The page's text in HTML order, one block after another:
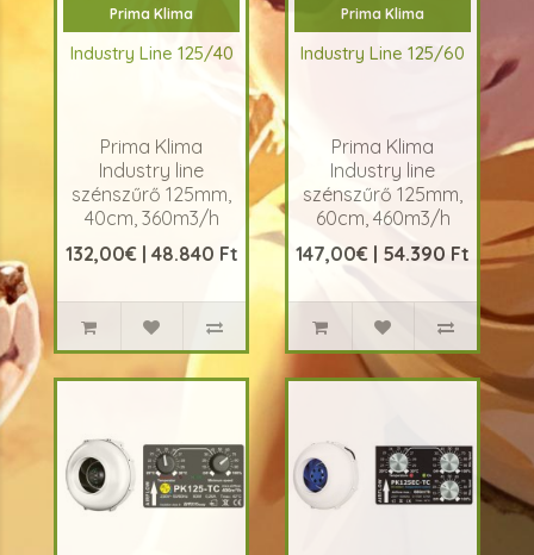
Prima Klima
Industry Line 125/40
Prima Klima
Industry line
szénszűrő 125mm,
40cm, 360m3/h
18hó A Prima Klima
Industry Line széria
132,00€ | 48.840 Ft
Prima Klima
Industry Line 125/60
Prima Klima
Industry line
szénszűrő 125mm,
60cm, 460m3/h
18hó A Prima Klima
Industry Line széria
147,00€ | 54.390 Ft